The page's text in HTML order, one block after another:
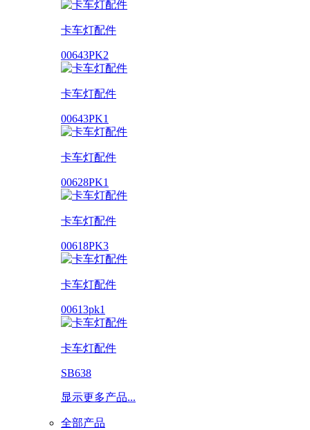
卡车灯配件
00643PK2
卡车灯配件
00643PK1
卡车灯配件
00628PK1
卡车灯配件
00618PK3
卡车灯配件
00613pk1
卡车灯配件
SB638
显示更多产品...
全部产品